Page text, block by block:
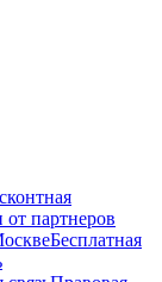
партнеров
Бесплатная